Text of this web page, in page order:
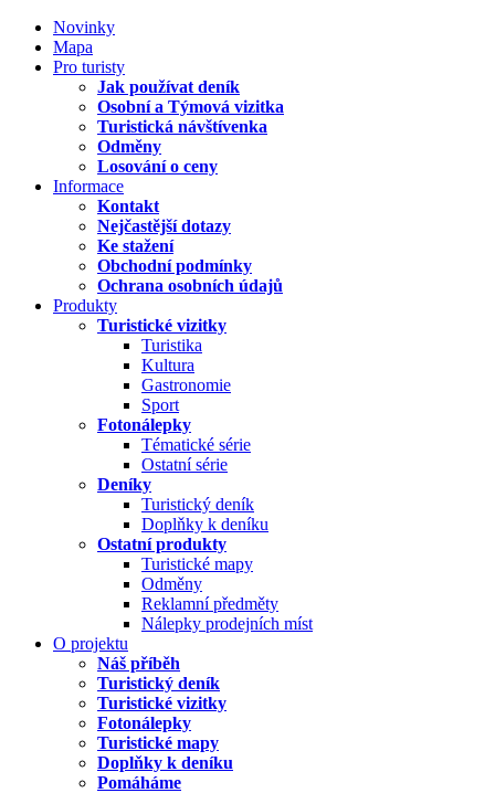
Novinky
Mapa
Pro turisty
Jak používat deník
Osobní a Týmová vizitka
Turistická návštívenka
Odměny
Losování o ceny
Informace
Kontakt
Nejčastější dotazy
Ke stažení
Obchodní podmínky
Ochrana osobních údajů
Produkty
Turistické vizitky
Turistika
Kultura
Gastronomie
Sport
Fotonálepky
Tématické série
Ostatní série
Deníky
Turistický deník
Doplňky k deníku
Ostatní produkty
Turistické mapy
Odměny
Reklamní předměty
Nálepky prodejních míst
O projektu
Náš příběh
Turistický deník
Turistické vizitky
Fotonálepky
Turistické mapy
Doplňky k deníku
Pomáháme